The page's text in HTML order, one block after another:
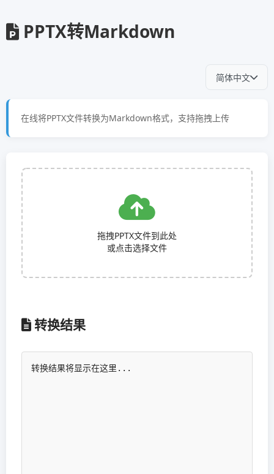
PPTX转Markdown
简体中文
在线将PPTX文件转换为Markdown格式，支持拖拽上传
拖拽PPTX文件到此处
或点击选择文件
转换结果
转换结果将显示在这里...